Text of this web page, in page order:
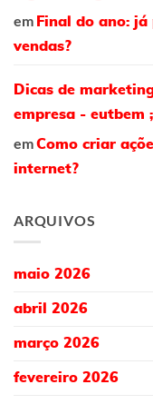
em Final do ano:
vendas?
Dicas de
empresa - eutbem
emComo criar
internet?
ARQUIVOS
maio 2026
abril 2026
março 2026
fevereiro 2026